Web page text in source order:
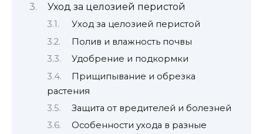
Уход за целозией перистой
Уход за целозией перистой
Полив и влажность почвы
Удобрение и подкормки
Прищипывание и обрезка
растения
Защита от вредителей и болезней
Особенности ухода в разные